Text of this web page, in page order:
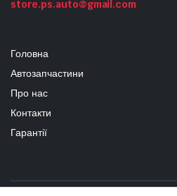
store.ps.auto@gmail.com
Головна
Автозапчастини
Про нас
Контакти
Гарантії